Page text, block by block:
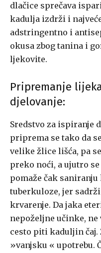
dlačice sprečava
kadulja izdrži i
adstringentno i
okusa zbog tanina i
ljekovite.
Pripremanje
djelovanje:
Sredstvo za ispiranje
priprema se tako da
velike žlice lišća, pa
preko noći, a ujutro
pomaže čak
tuberkuloze, jer
krvarenje. Da jaka
nepoželjne učinke,
cesto piti kaduljin čaj.
»vanjsku « upotrebu.